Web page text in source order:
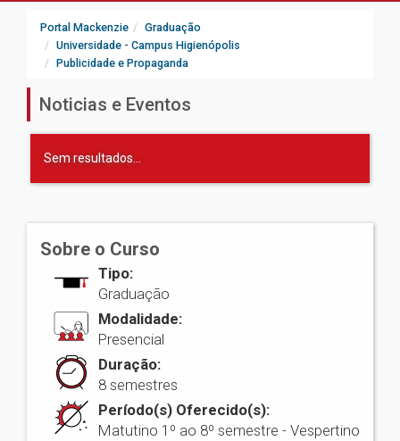
Portal Mackenzie
Graduação
Universidade - Campus Higienópolis
Publicidade e Propaganda
Noticias e Eventos
Sem resultados...
Sobre o Curso
Tipo:
Graduação
Modalidade:
Presencial
Duração:
8 semestres
Período(s) Oferecido(s):
Matutino 1º ao 8º semestre - Vespertino